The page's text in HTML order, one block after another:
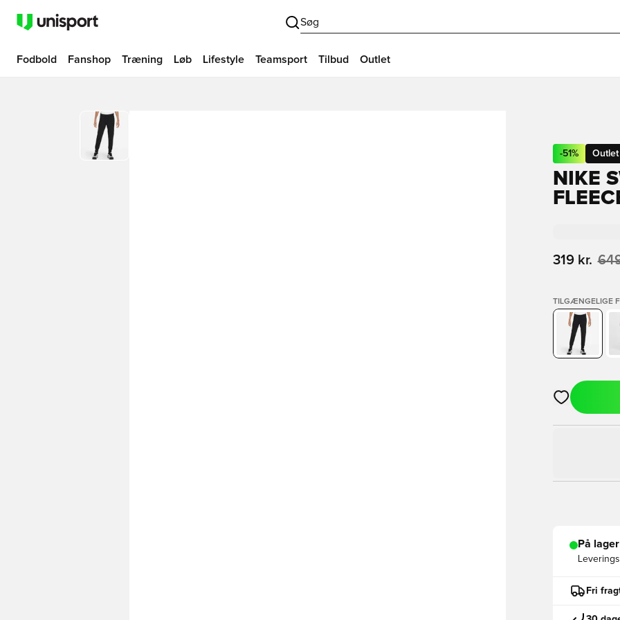
Søg
Fodbold Fanshop Træning Løb Lifestyle Teamsport Tilbud Outlet
-51% Outlet
NIKE
319 kr.
TILGÆNGELIGE
Åbner en
På
Fri